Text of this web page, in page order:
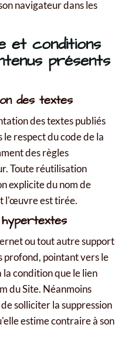
navigateur dans les
et conditions
présents
des textes
des textes publiés
respect du code de la
des règles
Toute réutilisation
explicite du nom de
l'œuvre est tirée.
ou tout autre support
profond, pointant vers le
la condition que le lien
du Site. Néanmoins
solliciter la suppression
estime contraire à son